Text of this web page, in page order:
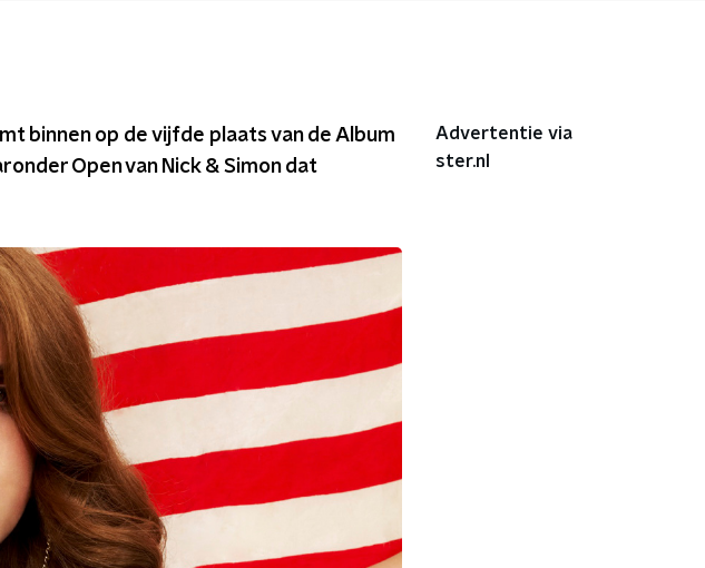
binnen op de vijfde plaats van de Album
Open van Nick & Simon dat
Advertentie via
ster.nl